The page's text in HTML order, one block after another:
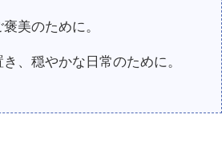
美のために。
、穏やかな日常のために。